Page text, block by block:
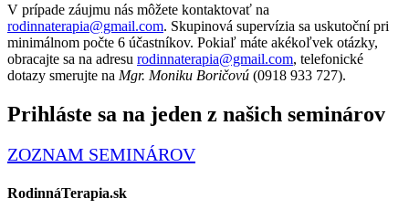
V prípade záujmu nás môžete kontaktovať na
rodinnaterapia@gmail.com. Skupinová supervízia sa uskutoční pri
minimálnom počte 6 účastníkov. Pokiaľ máte akékoľvek otázky,
obracajte sa na adresu rodinnaterapia@gmail.com, telefonické
dotazy smerujte na Mgr. Moniku Boričovú (0918 933 727).
Prihláste sa na jeden z našich seminárov
ZOZNAM SEMINÁROV
RodinnáTerapia.sk